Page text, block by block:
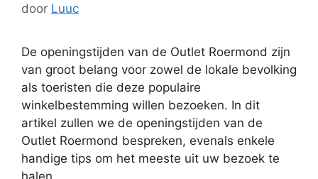
door Luuc
De openingstijden van de Outlet Roermond zijn
van groot belang voor zowel de lokale bevolking
als toeristen die deze populaire
winkelbestemming willen bezoeken. In dit
artikel zullen we de openingstijden van de
Outlet Roermond bespreken, evenals enkele
handige tips om het meeste uit uw bezoek te
halen.